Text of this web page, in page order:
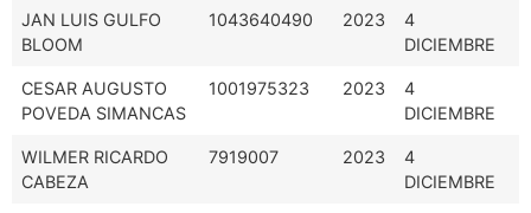
JAN LUIS GULFO
BLOOM
1043640490 2023
4
DICIEMBRE
CESAR AUGUSTO
POVEDA SIMANCAS
1001975323 2023
4
DICIEMBRE
WILMER RICARDO
CABEZA
7919007 2023
4
DICIEMBRE